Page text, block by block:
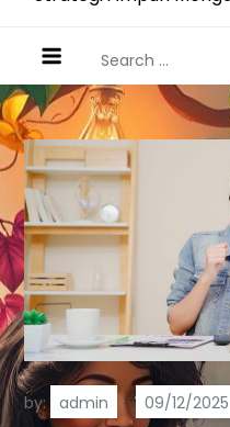
for:
by: admin